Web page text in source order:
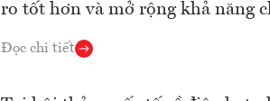
ro tốt hơn và mở rộng khả năng
Đọc chi tiết